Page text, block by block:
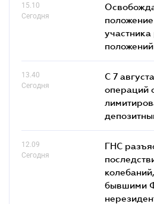
15.10
Сегодня
13.40
Сегодня
С 7
операций
12.09
Сегодня
ГНС
бывшими